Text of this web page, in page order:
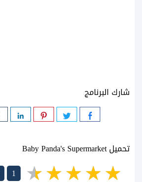
شارك البرنامج
تحميل Baby Panda's Supermarket
1